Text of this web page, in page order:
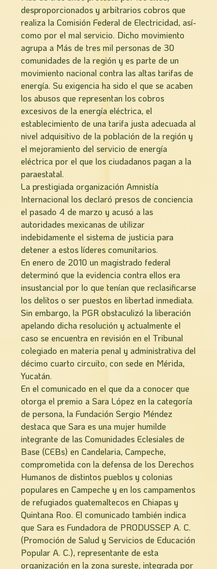
desproporcionados y arbitrarios cobros que
realiza la Comisión Federal de Electricidad, así­
como por el mal servicio. Dicho movimiento
agrupa a Más de tres mil personas de 30
comunidades de la región y es parte de un
movimiento nacional contra las altas tarifas de
energía. Su exigencia ha sido el que se acaben
los abusos que representan los cobros
excesivos de la energía eléctrica, el
establecimiento de una tarifa justa adecuada al
nivel adquisitivo de la población de la región y
el mejoramiento del servicio de energía
eléctrica por el que los ciudadanos pagan a la
paraestatal.
La prestigiada organización Amnistí­a
Internacional los declaró presos de conciencia
el pasado 4 de marzo y acusó a las
autoridades mexicanas de utilizar
indebidamente el sistema de justicia para
detener a estos lí­deres comunitarios.
En enero de 2010 un magistrado federal
determinó que la evidencia contra ellos era
insustancial por lo que tení­an que reclasificarse
los delitos o ser puestos en libertad inmediata.
Sin embargo, la PGR obstaculizó la liberación
apelando dicha resolución y actualmente el
caso se encuentra en revisión en el Tribunal
colegiado en materia penal y administrativa del
décimo cuarto circuito, con sede en Mérida,
Yucatán.
En el comunicado en el que da a conocer que
otorga el premio a Sara López en la categoría
de persona, la Fundación Sergio Méndez
destaca que Sara es una mujer humilde
integrante de las Comunidades Eclesiales de
Base (CEBs) en Candelaria, Campeche,
comprometida con la defensa de los Derechos
Humanos de distintos pueblos y colonias
populares en Campeche y en los campamentos
de refugiados guatemaltecos en Chiapas y
Quintana Roo. El comunicado también indica
que Sara es Fundadora de PRODUSSEP A. C.
(Promoción de Salud y Servicios de Educación
Popular A. C.), representante de esta
organización en la zona sureste, integrada por